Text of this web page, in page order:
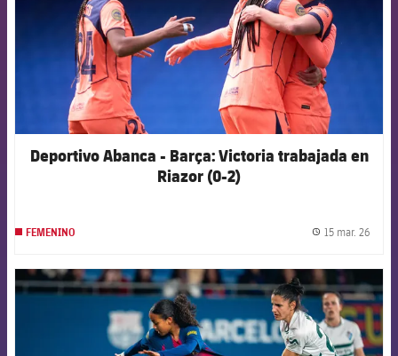
Deportivo Abanca - Barça: Victoria trabajada en
Riazor (0-2)
FEMENINO 15 mar. 26
FCB Barcelona badge